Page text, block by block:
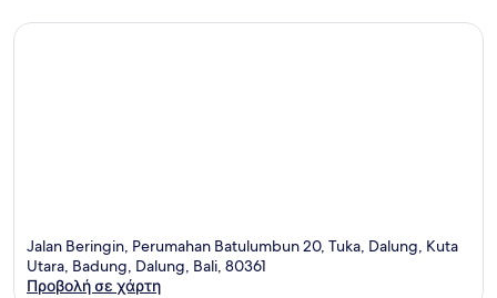
Jalan Beringin, Perumahan Batulumbun 20, Tuka, Dalung, Kuta
Utara, Badung, Dalung, Bali, 80361
Προβολή σε χάρτη